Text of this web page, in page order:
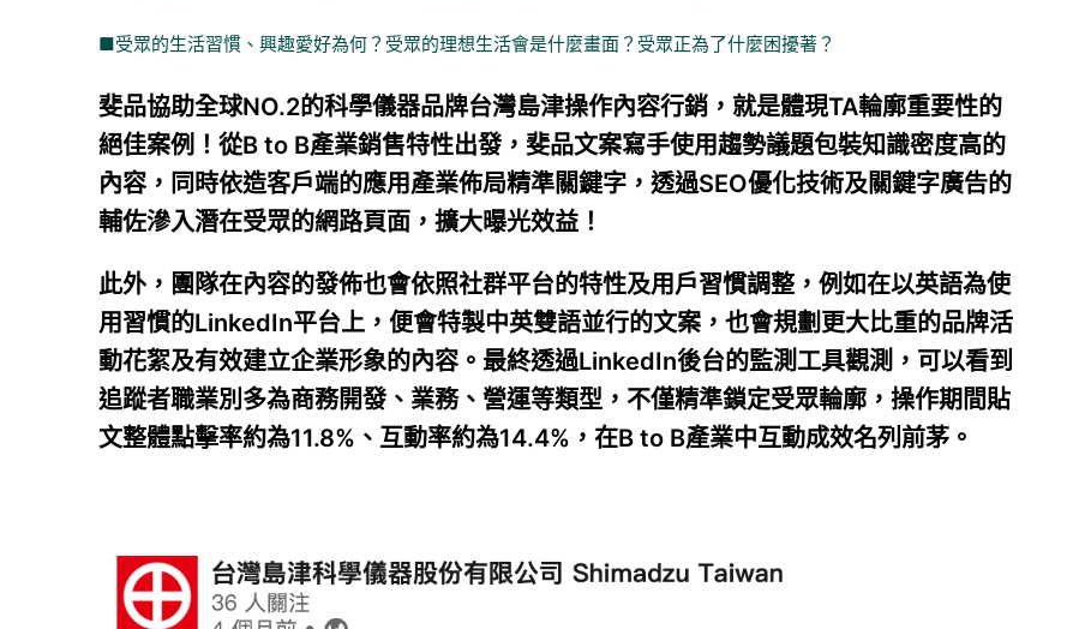
■受眾的生活習慣、興趣愛好為何？受眾的理想生活會是什麼畫面？受眾正為了什麼困擾著？
斐品協助全球NO.2的科學儀器品牌台灣島津操作內容行銷，就是體現TA輪廓重要性的
絕佳案例！從B to B產業銷售特性出發，斐品文案寫手使用趨勢議題包裝知識密度高的
內容，同時依造客戶端的應用產業佈局精準關鍵字，透過SEO優化技術及關鍵字廣告的
輔佐滲入潛在受眾的網路頁面，擴大曝光效益！
此外，團隊在內容的發佈也會依照社群平台的特性及用戶習慣調整，例如在以英語為使
用習慣的LinkedIn平台上，便會特製中英雙語並行的文案，也會規劃更大比重的品牌活
動花絮及有效建立企業形象的內容。最終透過LinkedIn後台的監測工具觀測，可以看到
追蹤者職業別多為商務開發、業務、營運等類型，不僅精準鎖定受眾輪廓，操作期間貼
文整體點擊率約為11.8%、互動率約為14.4%，在B to B產業中互動成效名列前茅。